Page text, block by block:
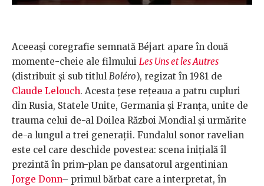
Aceeași coregrafie semnată Béjart apare în două
momente-cheie ale filmului Les Uns et les Autres
(distribuit și sub titlul Boléro), regizat în 1981 de
Claude Lelouch. Acesta țese rețeaua a patru cupluri
din Rusia, Statele Unite, Germania și Franța, unite de
trauma celui de-al Doilea Război Mondial și urmărite
de-a lungul a trei generații. Fundalul sonor ravelian
este cel care deschide povestea: scena inițială îl
prezintă în prim-plan pe dansatorul argentinian
Jorge Donn– primul bărbat care a interpretat, în